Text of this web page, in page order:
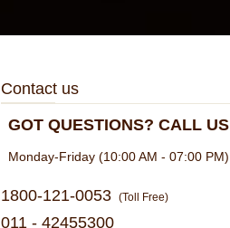
Contact us
GOT QUESTIONS? CALL US
Monday-Friday (10:00 AM - 07:00 PM)
1800-121-0053 (Toll Free)
011 - 42455300